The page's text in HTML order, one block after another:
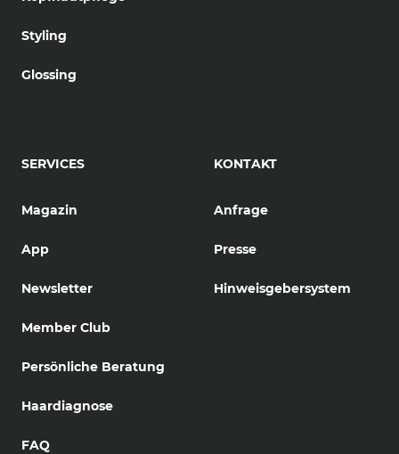
Styling
Glossing
SERVICES
Magazin
App
Newsletter
Member Club
Persönliche Beratung
Haardiagnose
FAQ
KONTAKT
Anfrage
Presse
Hinweisgebersystem